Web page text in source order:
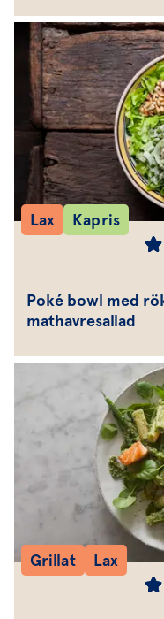
Lax Kapris
Poké bowl med
mathavresallad
Grillat Lax